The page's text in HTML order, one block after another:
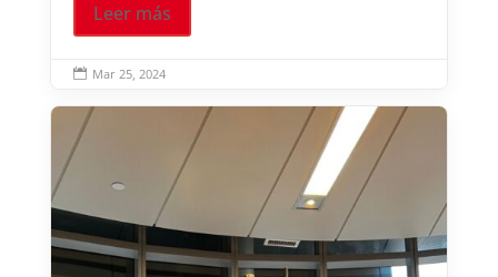
Leer más
 Mar 25, 2024